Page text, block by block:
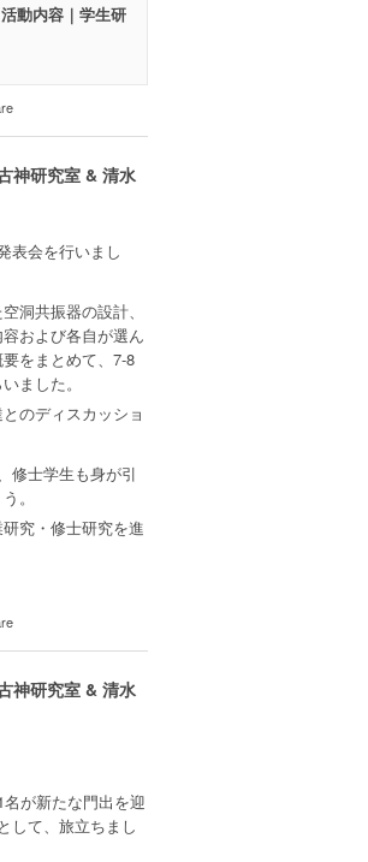
動内容｜学生研
神研究室 & 清水
表会を行いまし
洞共振器の設計、
および各自が選ん
をまとめて、7-8
ました。
のディスカッショ
修士学生も身が引
。
究・修士研究を進
神研究室 & 清水
が新たな門出を迎
して、旅立ちまし